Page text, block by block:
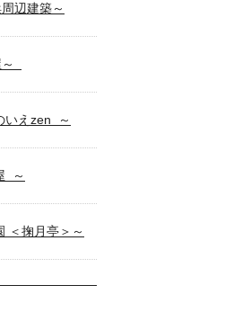
辺建築～
いえzen ～
～
＜掬月亭＞～